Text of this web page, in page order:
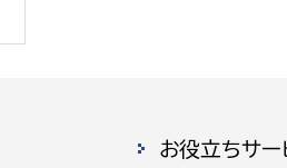
お役立ちサー